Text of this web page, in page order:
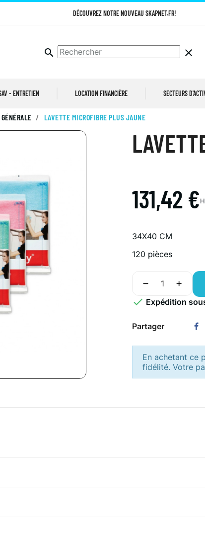
DÉCOUVREZ NOTRE NOUVEAU SKAPNET.FR!
search clear
- ENTRETIEN LOCATION FINANCIÈRE SECTEURS
LAVETTE MICROFIBRE PLUS JAUNE
131,42 €
34X40 CM
120 pièces
 Expédition
Partager
En achetant ce
fidélité. Votre